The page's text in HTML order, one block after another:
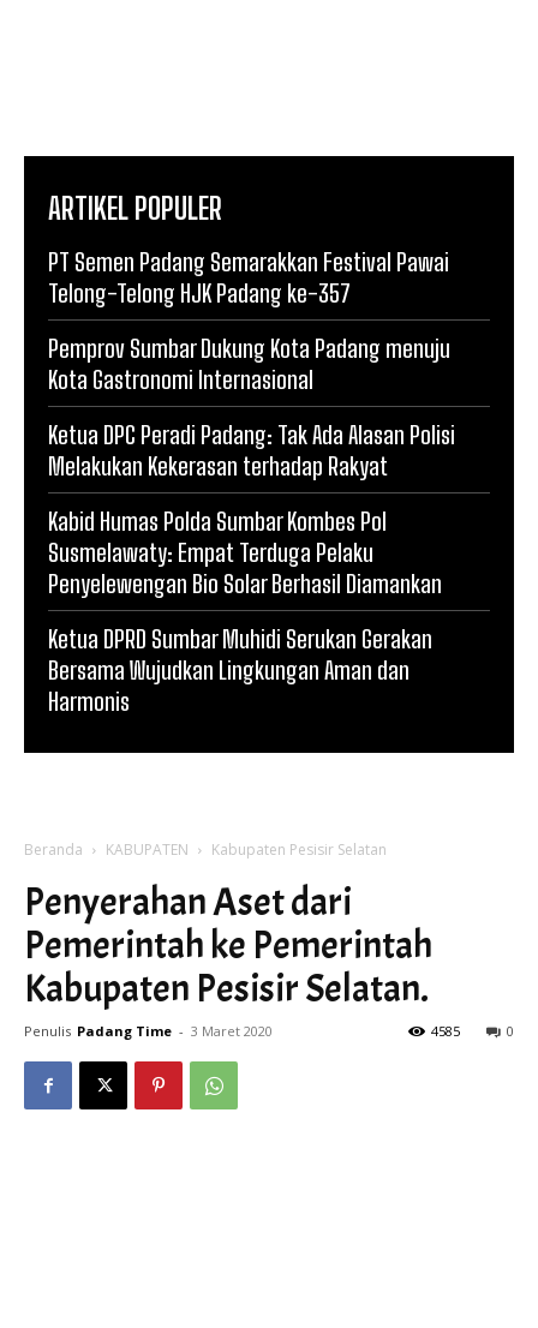
ARTIKEL POPULER
PT Semen Padang Semarakkan Festival Pawai
Telong-Telong HJK Padang ke-357
Pemprov Sumbar Dukung Kota Padang menuju
Kota Gastronomi Internasional
Ketua DPC Peradi Padang: Tak Ada Alasan Polisi
Melakukan Kekerasan terhadap Rakyat
Kabid Humas Polda Sumbar Kombes Pol
Susmelawaty: Empat Terduga Pelaku
Penyelewengan Bio Solar Berhasil Diamankan
Ketua DPRD Sumbar Muhidi Serukan Gerakan
Bersama Wujudkan Lingkungan Aman dan
Harmonis